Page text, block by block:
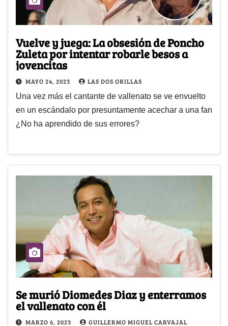
Vuelve y juega: La obsesión de Poncho
Zuleta por intentar robarle besos a
jovencitas
MAYO 24, 2023 LAS DOS ORILLAS
Una vez más el cantante de vallenato se ve envuelto
en un escándalo por presuntamente acechar a una fan
¿No ha aprendido de sus errores?
Se murió Diomedes Diaz y enterramos
el vallenato con él
MARZO 6, 2023
GUILLERMO MIGUEL CARVAJAL